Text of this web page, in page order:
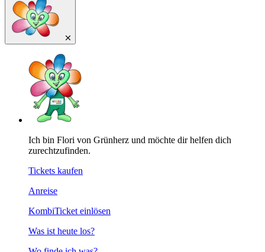
Ich bin Flori von Grünherz und möchte dir helfen dich
zurechtzufinden.
Tickets kaufen
Anreise
KombiTicket einlösen
Was ist heute los?